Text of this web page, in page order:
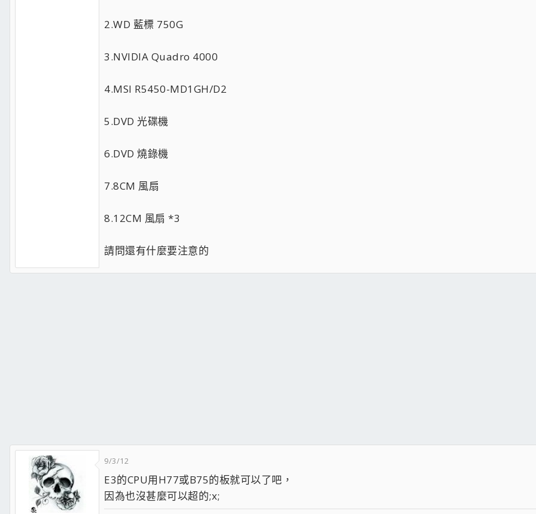
2.WD 藍標 750G
3.NVIDIA Quadro 4000
4.MSI R5450-MD1GH/D2
5.DVD 光碟機
6.DVD 燒錄機
7.8CM 風扇
8.12CM 風扇 *3
請問還有什麼要注意的
9/3/12
E3的CPU用H77或B75的板就可以了吧，
因為也沒甚麼可以超的;x;